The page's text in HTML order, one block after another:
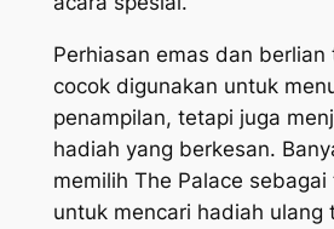
Perhiasan emas dan berlian
cocok digunakan untuk
penampilan, tetapi juga
hadiah yang berkesan.
memilih The Palace sebagai
untuk mencari hadiah ulang